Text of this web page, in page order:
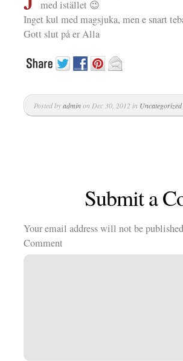
med istället 😉
Inget kul med magsjuka, men e snart
Gott slut på er Alla
Posted byadminon Dec 30, 2012 in Uncategorized
Submit a
Your email address will not be
Comment